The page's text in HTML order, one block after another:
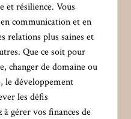
et résilience. Vous
communication et en
relations plus saines et
Que ce soit pour
changer de domaine ou
le développement
les défis
gérer vos finances de